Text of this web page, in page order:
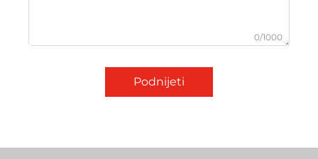
0/1000
Podnijeti